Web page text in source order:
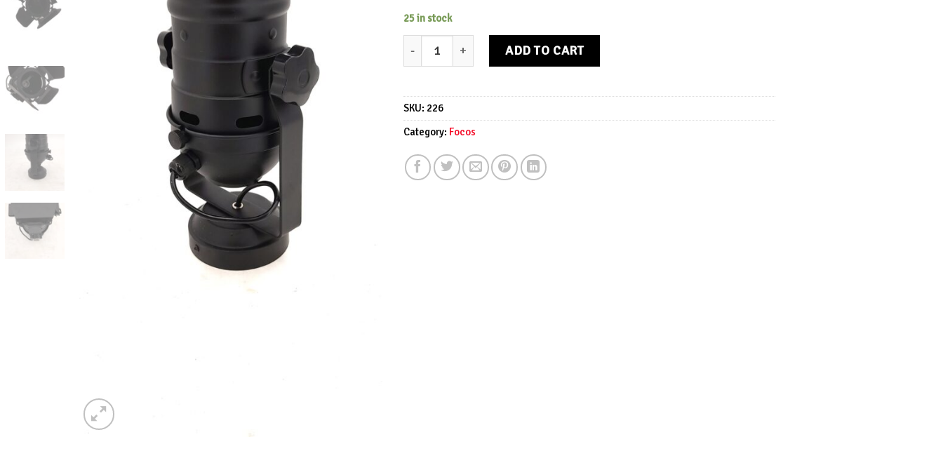
25 in stock
Foco Vintage Cinema Negro quantity
ADD TO CART
SKU: 226
Category: Focos